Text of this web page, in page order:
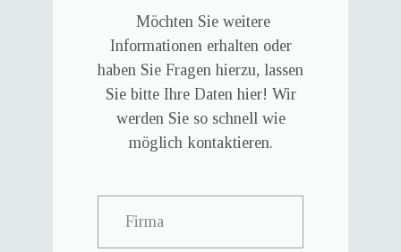
Möchten Sie weitere
Informationen erhalten oder
haben Sie Fragen hierzu, lassen
Sie bitte Ihre Daten hier! Wir
werden Sie so schnell wie
möglich kontaktieren.